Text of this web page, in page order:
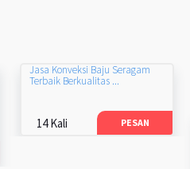
Jasa Konveksi Baju Seragam
Terbaik Berkualitas ...
14 Kali PESAN